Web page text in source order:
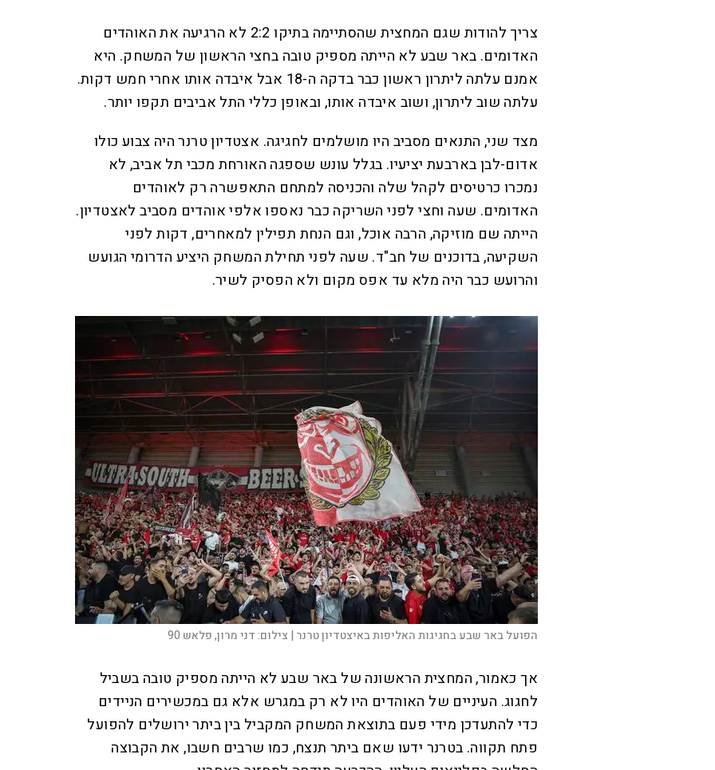
a
y
%
s
e
n
r
a
צריך להודות שגם המחצית שהסתיימה בתיקו 2:2 לא הרגיעה את האוהדים
האדומים. באר שבע לא הייתה מספיק טובה בחצי הראשון של המשחק. היא
אמנם עלתה ליתרון ראשון כבר בדקה ה-18 אבל איבדה אותו אחרי חמש דקות.
עלתה שוב ליתרון, ושוב איבדה אותו, ובאופן כללי התל אביבים תקפו יותר.
מצד שני, התנאים מסביב היו מושלמים לחגיגה. אצטדיון טרנר היה צבוע כולו
אדום-לבן בארבעת יציעיו. בגלל עונש שספגה האורחת מכבי תל אביב, לא
נמכרו כרטיסים לקהל שלה והכניסה למתחם התאפשרה רק לאוהדים
האדומים. שעה וחצי לפני השריקה כבר נאספו אלפי אוהדים מסביב לאצטדיון.
הייתה שם מוזיקה, הרבה אוכל, וגם הנחת תפילין למאחרים, דקות לפני
השקיעה, בדוכנים של חב"ד. שעה לפני תחילת המשחק היציע הדרומי הגועש
והרועש כבר היה מלא עד אפס מקום ולא הפסיק לשיר.
הפועל באר שבע בחגיגות האליפות באיצטדיון טרנר | צילום:דני מרון, פלאש 90
אך כאמור, המחצית הראשונה של באר שבע לא הייתה מספיק טובה בשביל
לחגוג. העיניים של האוהדים היו לא רק במגרש אלא גם במכשירים הניידים
כדי להתעדכן מידי פעם בתוצאת המשחק המקביל בין ביתר ירושלים להפועל
פתח תקווה. בטרנר ידעו שאם ביתר תנצח, כמו שרבים חשבו, את הקבוצה